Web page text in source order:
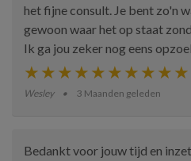
het fijne consult. Je bent zo'n
gewoon waar het op staat
Ik ga jou zeker nog eens
Wesley 3 Maanden geleden
Bedankt voor jouw tijd en